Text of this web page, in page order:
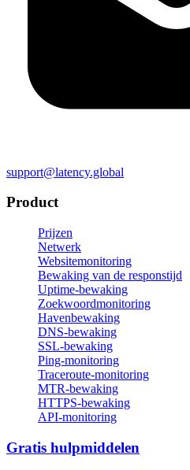
support@latency.global
Product
Prijzen
Netwerk
Websitemonitoring
Bewaking van de responstijd
Uptime-bewaking
Zoekwoordmonitoring
Havenbewaking
DNS-bewaking
SSL-bewaking
Ping-monitoring
Traceroute-monitoring
MTR-bewaking
HTTPS-bewaking
API-monitoring
Gratis hulpmiddelen